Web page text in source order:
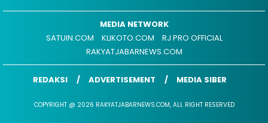
MEDIA NETWORK
SATUIN.COM
KLIKOTO.COM
RJ PRO OFFICIAL
RAKYATJABARNEWS.COM
REDAKSI ADVERTISEMENT MEDIA SIBER
COPYRIGHT @ 2026 RAKYATJABARNEWS.COM, ALL RIGHT RESERVED